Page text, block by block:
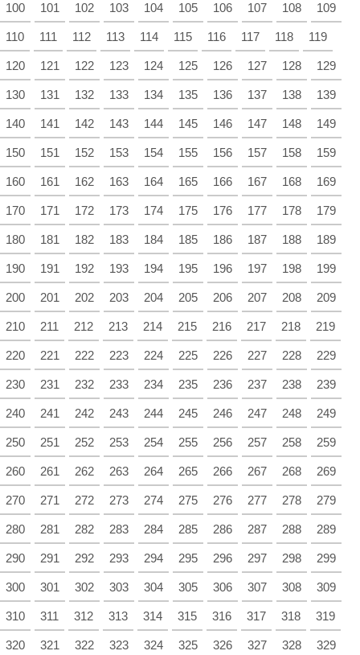
100 101 102 103 104 105 106 107 108 109
110 111 112 113 114 115 116 117 118 119
120 121 122 123 124 125 126 127 128 129
130 131 132 133 134 135 136 137 138 139
140 141 142 143 144 145 146 147 148 149
150 151 152 153 154 155 156 157 158 159
160 161 162 163 164 165 166 167 168 169
170 171 172 173 174 175 176 177 178 179
180 181 182 183 184 185 186 187 188 189
190 191 192 193 194 195 196 197 198 199
200 201 202 203 204 205 206 207 208 209
210 211 212 213 214 215 216 217 218 219
220 221 222 223 224 225 226 227 228 229
230 231 232 233 234 235 236 237 238 239
240 241 242 243 244 245 246 247 248 249
250 251 252 253 254 255 256 257 258 259
260 261 262 263 264 265 266 267 268 269
270 271 272 273 274 275 276 277 278 279
280 281 282 283 284 285 286 287 288 289
290 291 292 293 294 295 296 297 298 299
300 301 302 303 304 305 306 307 308 309
310 311 312 313 314 315 316 317 318 319
320 321 322 323 324 325 326 327 328 329